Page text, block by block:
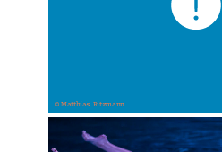
© Matthias Ritzmann